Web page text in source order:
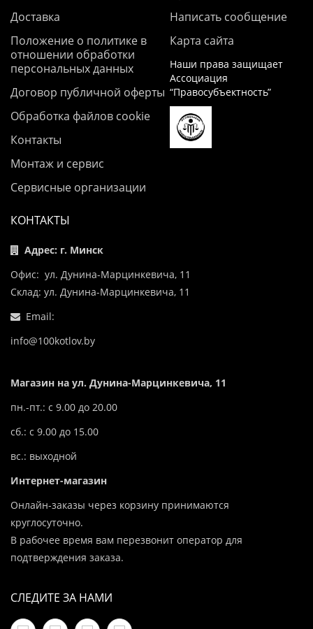
Доставка
Положение о политике в
отношении обработки
персональных данных
Договор публичной оферты
Обработка файлов cookie
Контакты
Монтаж и сервис
Сервисные организации
Написать сообщение
Карта сайта
Наши права защищает
Ассоциация
“Правосубъектность”
КОНТАКТЫ
Адрес: г. Минск
Офис: ул. Дунина-Марцинкевича, 11
Склад: ул. Дунина-Марцинкевича, 11
Email:
info@100kotlov.by
Магазин на ул. Дунина-Марцинкевича, 11
пн.-пт.: с 9.00 до 20.00
сб.: с 9.00 до 15.00
вс.: выходной
Интернет-магазин
Онлайн-заказы через корзину принимаются
круглосуточно.
В рабочее время вам перезвонит оператор для
подтверждения заказа.
СЛЕДИТЕ ЗА НАМИ